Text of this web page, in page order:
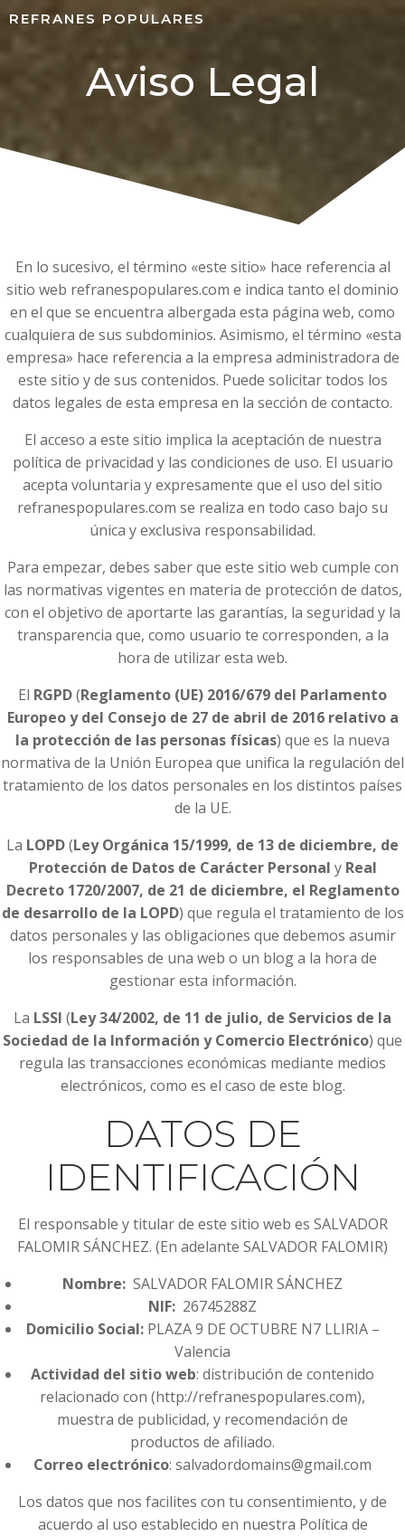
REFRANES POPULARES
Aviso Legal
En lo sucesivo, el término «este sitio» hace referencia al
sitio web refranespopulares.com e indica tanto el dominio
en el que se encuentra albergada esta página web, como
cualquiera de sus subdominios. Asimismo, el término «esta
empresa» hace referencia a la empresa administradora de
este sitio y de sus contenidos. Puede solicitar todos los
datos legales de esta empresa en la sección de contacto.
El acceso a este sitio implica la aceptación de nuestra
política de privacidad y las condiciones de uso. El usuario
acepta voluntaria y expresamente que el uso del sitio
refranespopulares.com se realiza en todo caso bajo su
única y exclusiva responsabilidad.
Para empezar, debes saber que este sitio web cumple con
las normativas vigentes en materia de protección de datos,
con el objetivo de aportarte las garantías, la seguridad y la
transparencia que, como usuario te corresponden, a la
hora de utilizar esta web.
El RGPD(Reglamento (UE) 2016/679 del Parlamento
Europeo y del Consejo de 27 de abril de 2016 relativo a
la protección de las personas físicas) que es la nueva
normativa de la Unión Europea que unifica la regulación del
tratamiento de los datos personales en los distintos países
de la UE.
La LOPD(Ley Orgánica 15/1999, de 13 de diciembre, de
Protección de Datos de Carácter Personal y Real
Decreto 1720/2007, de 21 de diciembre, el Reglamento
de desarrollo de la LOPD) que regula el tratamiento de los
datos personales y las obligaciones que debemos asumir
los responsables de una web o un blog a la hora de
gestionar esta información.
La LSSI (Ley 34/2002, de 11 de julio, de Servicios de la
Sociedad de la Información y Comercio Electrónico) que
regula las transacciones económicas mediante medios
electrónicos, como es el caso de este blog.
DATOS DE
IDENTIFICACIÓN
El responsable y titular de este sitio web es SALVADOR
FALOMIR SÁNCHEZ. (En adelante SALVADOR FALOMIR)
Nombre: SALVADOR FALOMIR SÁNCHEZ
NIF: 26745288Z
Domicilio Social:PLAZA 9 DE OCTUBRE N7 LLIRIA –
Valencia
Actividad del sitio web: distribución de contenido
relacionado con (http://refranespopulares.com),
muestra de publicidad, y recomendación de
productos de afiliado.
Correo electrónico: salvadordomains@gmail.com
Los datos que nos facilites con tu consentimiento, y de
acuerdo al uso establecido en nuestra Política de